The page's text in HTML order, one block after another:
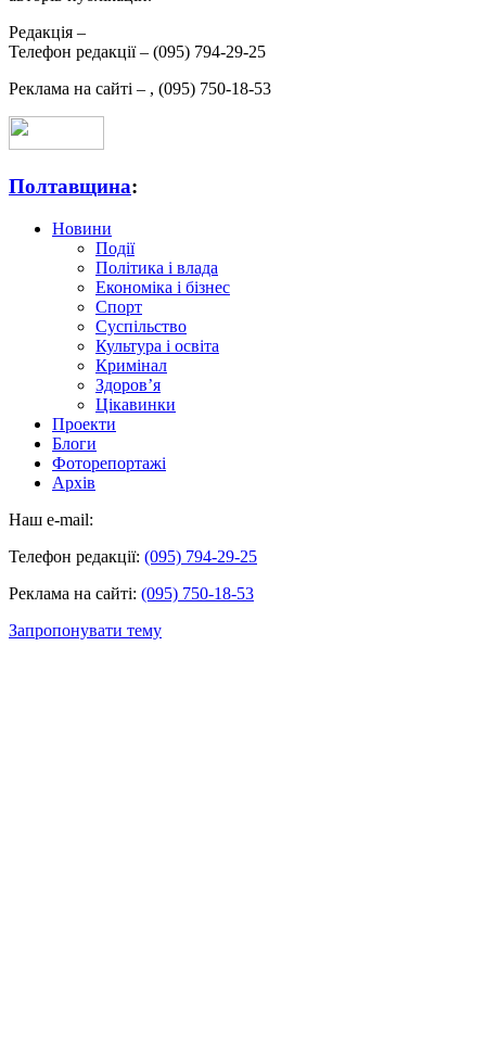
Редакція –
Телефон редакції – (095) 794-29-25
Реклама на сайті – , (095) 750-18-53
Полтавщина:
Новини
Події
Політика і влада
Економіка і бізнес
Спорт
Суспільство
Культура і освіта
Кримінал
Здоров’я
Цікавинки
Проекти
Блоги
Фоторепортажі
Архів
Наш e-mail:
Телефон редакції: (095) 794-29-25
Реклама на сайті: (095) 750-18-53
Запропонувати тему